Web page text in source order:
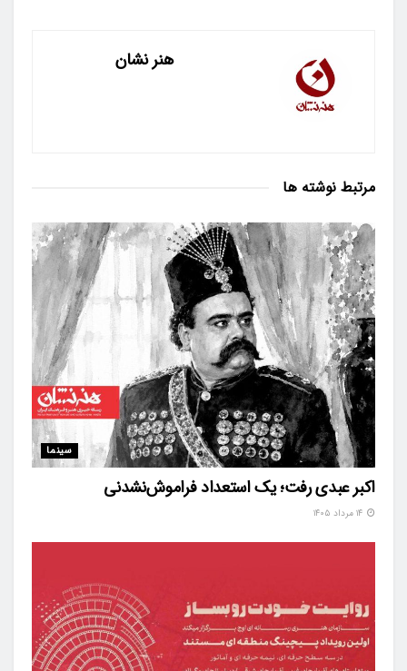
هنر نشان
مرتبط نوشته ها
سینما
اکبر عبدی رفت؛ یک استعداد فراموش‌نشدنی